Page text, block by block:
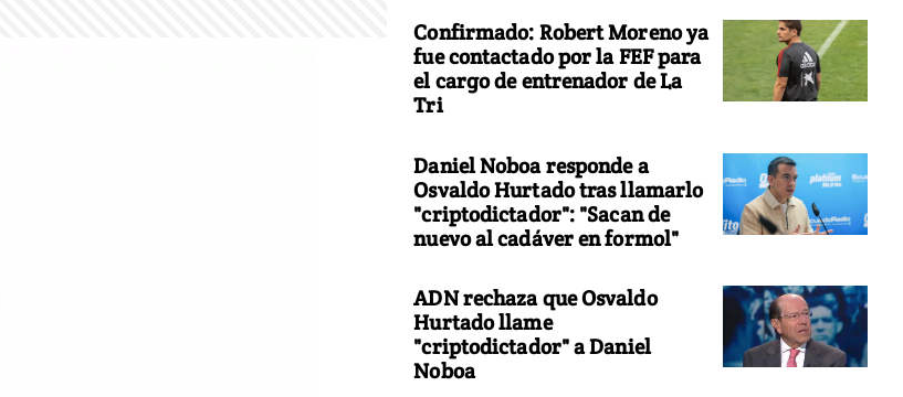
Confirmado: Robert Moreno ya
fue contactado por la FEF para
el cargo de entrenador de La
Tri
Daniel Noboa responde a
Osvaldo Hurtado tras llamarlo
"criptodictador": "Sacan de
nuevo al cadáver en formol"
ADN rechaza que Osvaldo
Hurtado llame
"criptodictador" a Daniel
Noboa